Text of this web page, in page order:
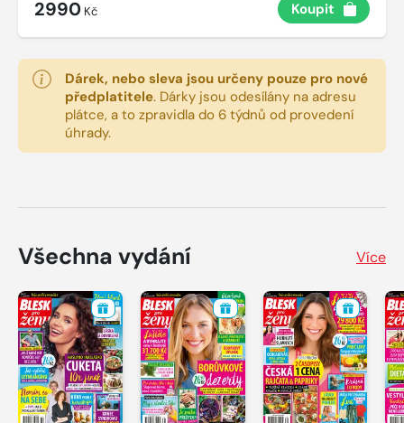
2990 Kč Koupit
Dárek, nebo sleva jsou určeny pouze pro nové
předplatitele. Dárky jsou odesílány na adresu
plátce, a to zpravidla do 6 týdnů od provedení
úhrady.
Všechna vydání Více